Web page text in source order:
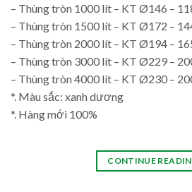
– Thùng tròn 1000 lít – KT Ø146 –
– Thùng tròn 1500 lít – KT Ø172 –
– Thùng tròn 2000 lít – KT Ø194 –
– Thùng tròn 3000 lít – KT Ø229 –
– Thùng tròn 4000 lít – KT Ø230 –
*. Màu sắc: xanh dương
*. Hàng mới 100%
CONTINUE